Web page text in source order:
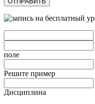
поле
Решите пример
Дисциплина